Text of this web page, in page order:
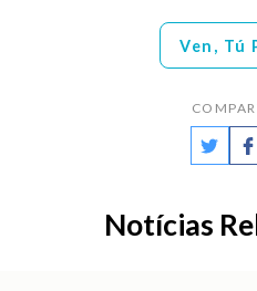
Ven, Tú
Notícias